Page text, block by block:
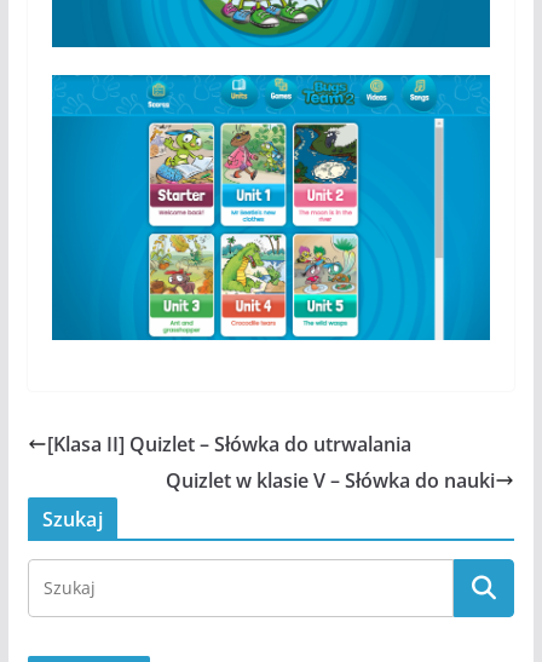
[Klasa II] Quizlet – Słówka do utrwalania
Quizlet w klasie V – Słówka do nauki
Szukaj